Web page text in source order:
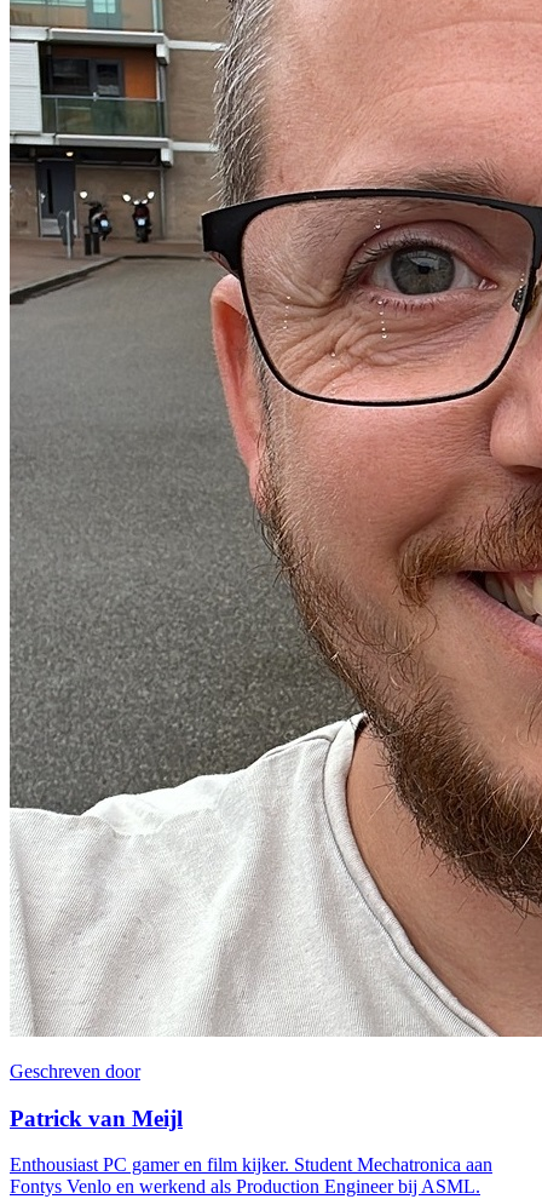
Geschreven door
Patrick van Meijl
Enthousiast PC gamer en film kijker. Student Mechatronica aan
Fontys Venlo en werkend als Production Engineer bij ASML.